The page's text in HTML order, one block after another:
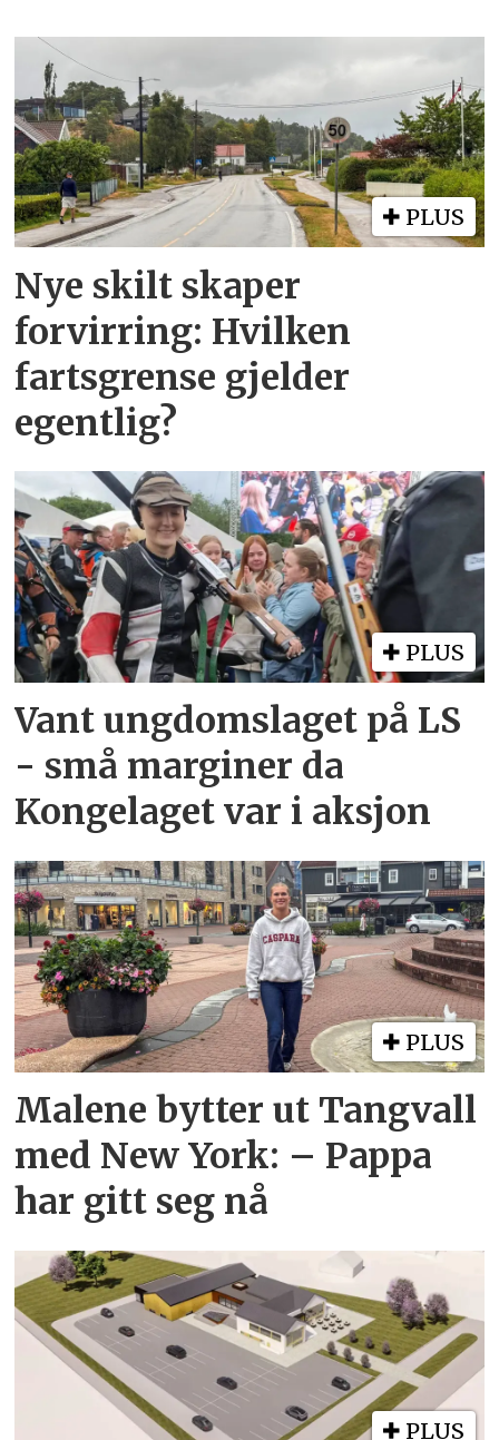
PLUS
Nye skilt skaper
forvirring: Hvilken
fartsgrense gjelder
egentlig?
PLUS
Vant ungdomslaget på LS
- små marginer da
Kongelaget var i aksjon
PLUS
Malene bytter ut Tangvall
med New York: – Pappa
har gitt seg nå
PLUS